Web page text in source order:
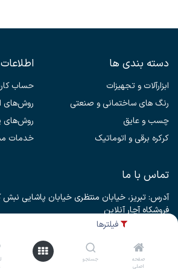
فیلترها
صفحه
اصلی
جستجو
دسته بندی ها
ابزارآلات و تجهیزات
رنگ های ساختمانی و صنعتی
چسب و عایق
کرکره برقی و اتوماتیک
حساب
روش‌های
روش‌های
خدمات
تماس با ما
آدرس: تبریز، خیابان منتظری خیابان پاشایی نبش
فروشکاه آچار آنلاین
aacharonline@gmail.com
04132332266
09333666193